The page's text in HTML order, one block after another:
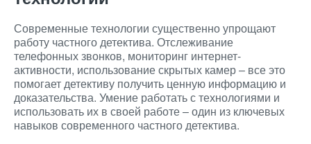
Современные технологии существенно упрощают
работу частного детектива. Отслеживание
телефонных звонков, мониторинг интернет-
активности, использование скрытых камер – все это
помогает детективу получить ценную информацию и
доказательства. Умение работать с технологиями и
использовать их в своей работе – один из ключевых
навыков современного частного детектива.